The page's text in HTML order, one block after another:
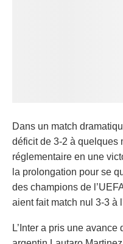
Dans un match
déficit de 3-2 à quelques
réglementaire en une
la prolongation pour se
des champions de
aient fait match nul 3-3 à
L’Inter a pris une avance